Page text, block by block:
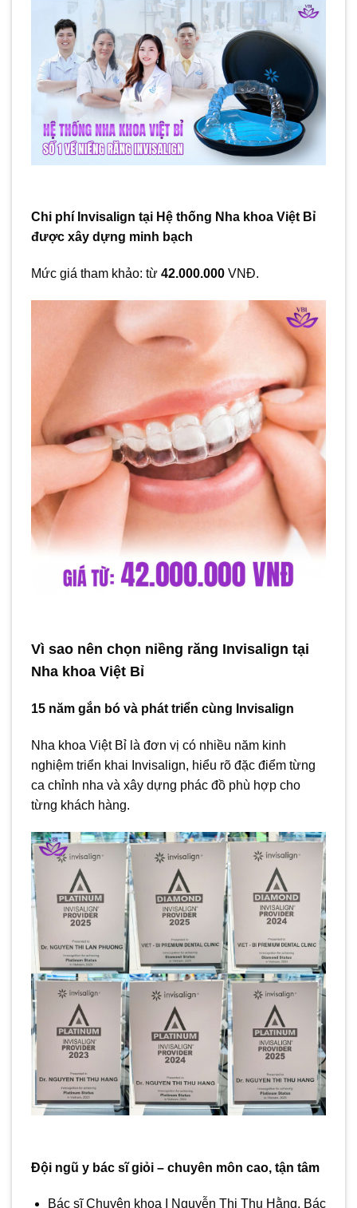
Chi phí Invisalign tại Hệ thống Nha khoa Việt Bỉ
được xây dựng minh bạch
Mức giá tham khảo: từ 42.000.000 VNĐ.
Vì sao nên chọn niềng răng Invisalign tại
Nha khoa Việt Bỉ
15 năm gắn bó và phát triển cùng Invisalign
Nha khoa Việt Bỉ là đơn vị có nhiều năm kinh
nghiệm triển khai Invisalign, hiểu rõ đặc điểm từng
ca chỉnh nha và xây dựng phác đồ phù hợp cho
từng khách hàng.
Đội ngũ y bác sĩ giỏi – chuyên môn cao, tận tâm
Bác sĩ Chuyên khoa I Nguyễn Thị Thu Hằng, Bác